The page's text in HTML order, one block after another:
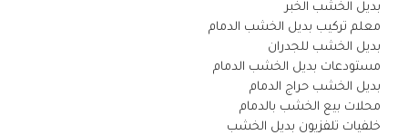
بديل الخشب الخبر
معلم تركيب بديل الخشب الدمام
بديل الخشب للجدران
مستودعات بديل الخشب الدمام
بديل الخشب حراج الدمام
محلات بيع الخشب بالدمام
خلفيات تلفزيون بديل الخشب